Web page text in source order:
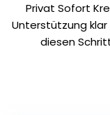
Privat Sofort
Unterstützung
diesen